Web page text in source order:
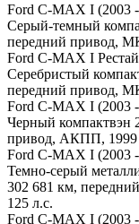
Ford C-MAX I (2003
Серый-темный
передний привод,
Ford C-MAX I
Серебристый
передний привод,
Ford C-MAX I (2003
Черный компактвэн
привод, АКПП, 1999
Ford C-MAX I (2003
Темно-серый
302 681 км,
125 л.с.
Ford C-MAX I (2003